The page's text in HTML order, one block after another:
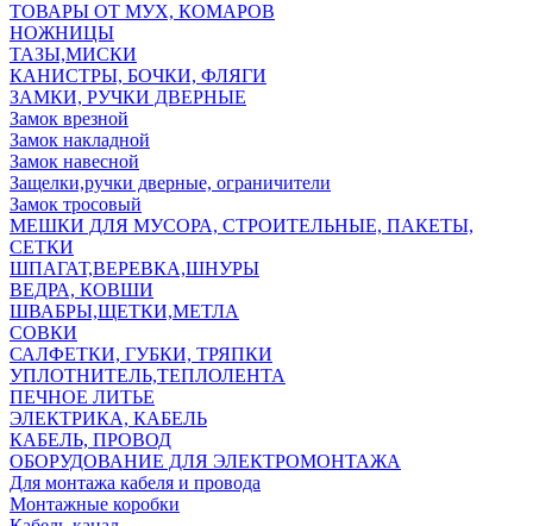
ТОВАРЫ ОТ МУХ, КОМАРОВ
НОЖНИЦЫ
ТАЗЫ,МИСКИ
КАНИСТРЫ, БОЧКИ, ФЛЯГИ
ЗАМКИ, РУЧКИ ДВЕРНЫЕ
Замок врезной
Замок накладной
Замок навесной
Защелки,ручки дверные, ограничители
Замок тросовый
МЕШКИ ДЛЯ МУСОРА, СТРОИТЕЛЬНЫЕ, ПАКЕТЫ,
СЕТКИ
ШПАГАТ,ВЕРЕВКА,ШНУРЫ
ВЕДРА, КОВШИ
ШВАБРЫ,ЩЕТКИ,МЕТЛА
СОВКИ
САЛФЕТКИ, ГУБКИ, ТРЯПКИ
УПЛОТНИТЕЛЬ,ТЕПЛОЛЕНТА
ПЕЧНОЕ ЛИТЬЕ
ЭЛЕКТРИКА, КАБЕЛЬ
КАБЕЛЬ, ПРОВОД
ОБОРУДОВАНИЕ ДЛЯ ЭЛЕКТРОМОНТАЖА
Для монтажа кабеля и провода
Монтажные коробки